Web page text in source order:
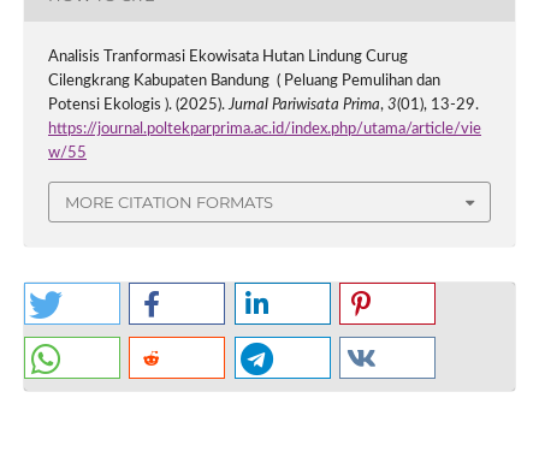
Analisis Tranformasi Ekowisata Hutan Lindung Curug
Cilengkrang Kabupaten Bandung ( Peluang Pemulihan dan
Potensi Ekologis ). (2025).Jurnal Pariwisata Prima, 3(01), 13-29.
https://journal.poltekparprima.ac.id/index.php/utama/article/vie
w/55
MORE CITATION FORMATS